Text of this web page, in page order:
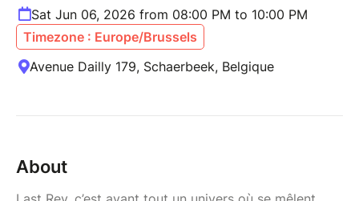
Sat Jun 06, 2026 from 08:00 PM to 10:00 PM
Timezone : Europe/Brussels
Avenue Dailly 179, Schaerbeek, Belgique
About